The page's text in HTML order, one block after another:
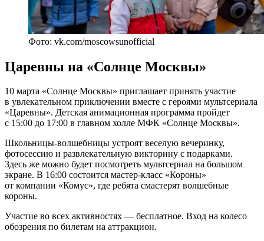
Фото: vk.com/moscowsunofficial
Царевны на «Солнце Москвы»
10 марта «Солнце Москвы» приглашает принять участие
в увлекательном приключении вместе с героями мультсериала
«Царевны». Детская анимационная программа пройдет
с 15:00 до 17:00 в главном холле МФК «Солнце Москвы».
Школьницы-волшебницы устроят веселую вечеринку,
фотосессию и развлекательную викторину с подарками.
Здесь же можно будет посмотреть мультсериал на большом
экране. В 16:00 состоится мастер-класс «Короны»
от компании «Комус», где ребята смастерят волшебные
короны.
Участие во всех активностях — бесплатное. Вход на колесо
обозрения по билетам на аттракцион.